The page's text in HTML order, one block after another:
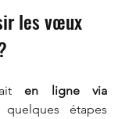
les vœux
en ligne via
étapes